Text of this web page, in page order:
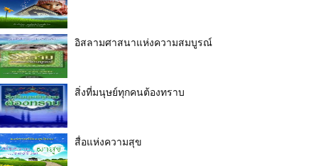
อิสลามศาสนาแห่งความสมบูรณ์
สิ่งที่มนุษย์ทุกคนต้องทราบ
สื่อแห่งความสุข